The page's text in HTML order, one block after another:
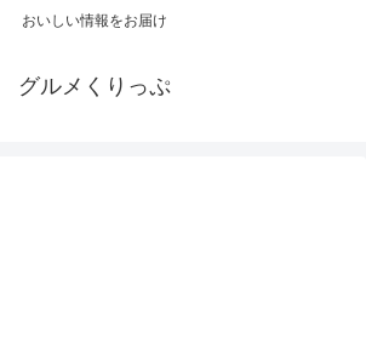
おいしい情報をお届け
グルメくりっぷ